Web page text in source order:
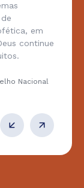
em
continue
Nacional